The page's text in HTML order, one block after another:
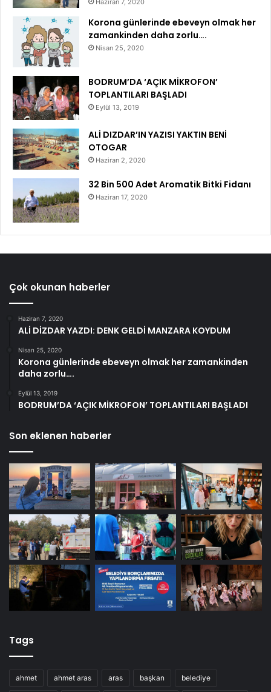
Korona günlerinde ebeveyn olmak her
zamankinden daha zorlu….
Nisan 25, 2020
BODRUM’DA ‘AÇIK MİKROFON’
TOPLANTILARI BAŞLADI
Eylül 13, 2019
ALİ DIZDAR’IN YAZISI YAKTIN BENİ
OTOGAR
Haziran 2, 2020
32 Bin 500 Adet Aromatik Bitki Fidanı
Haziran 17, 2020
Çok okunan haberler
Haziran 7, 2020
ALİ DİZDAR YAZDI: DENK GELDİ MANZARA KOYDUM
Nisan 25, 2020
Korona günlerinde ebeveyn olmak her zamankinden
daha zorlu….
Eylül 13, 2019
BODRUM’DA ‘AÇIK MİKROFON’ TOPLANTILARI BAŞLADI
Son eklenen haberler
Tags
ahmet ahmet aras aras başkan belediye